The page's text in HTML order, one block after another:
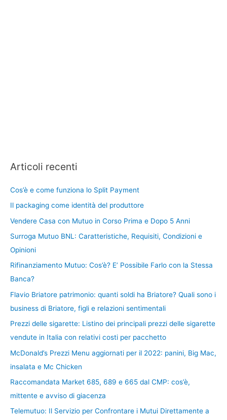
Articoli recenti
Cos’è e come funziona lo Split Payment
Il packaging come identità del produttore
Vendere Casa con Mutuo in Corso Prima e Dopo 5 Anni
Surroga Mutuo BNL: Caratteristiche, Requisiti, Condizioni e
Opinioni
Rifinanziamento Mutuo: Cos’è? E’ Possibile Farlo con la Stessa
Banca?
Flavio Briatore patrimonio: quanti soldi ha Briatore? Quali sono i
business di Briatore, figli e relazioni sentimentali
Prezzi delle sigarette: Listino dei principali prezzi delle sigarette
vendute in Italia con relativi costi per pacchetto
McDonald’s Prezzi Menu aggiornati per il 2022: panini, Big Mac,
insalata e Mc Chicken
Raccomandata Market 685, 689 e 665 dal CMP: cos’è,
mittente e avviso di giacenza
Telemutuo: Il Servizio per Confrontare i Mutui Direttamente a